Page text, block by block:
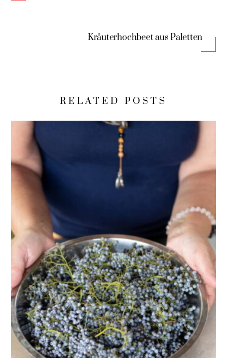
Kräuterhochbeet aus Paletten
RELATED POSTS